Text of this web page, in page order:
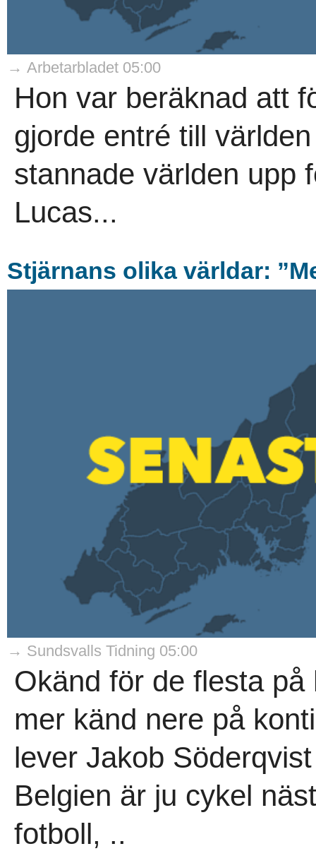
→ Arbetarbladet 05:00
Hon var beräknad att
gjorde entré till
stannade världen upp
Lucas...
Stjärnans olika världar:
→ Sundsvalls Tidning 05:00
Okänd för de flesta
mer känd nere på
lever Jakob
Belgien är ju cykel
fotboll, ..